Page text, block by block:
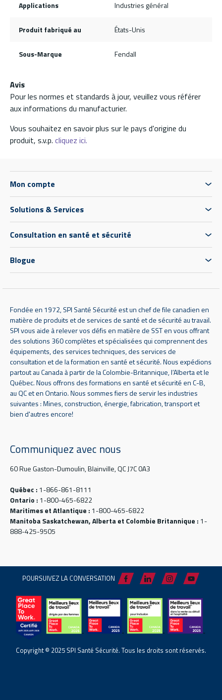
Applications Industries général
Produit fabriqué au États-Unis
Sous-Marque Fendall
Avis
Pour les normes et standards à jour, veuillez vous référer
aux informations du manufacturier.
Vous souhaitez en savoir plus sur le pays d'origine du
produit, s.v.p. cliquez ici.
Mon compte
Solutions & Services
Consultation en santé et sécurité
Blogue
Fondée en 1972, SPI Santé Sécurité est un chef de file canadien en
matière de produits et de services de santé et de sécurité au travail.
SPI vous aide à relever vos défis en matière de SST en vous offrant
des solutions 360 complètes et spécialisées qui comprennent des
équipements, des services techniques, des services de
consultation et de la formation en santé et sécurité. Nous expédions
partout au Canada à partir de la Colombie-Britannique, l’Alberta et le
Québec. Nous offrons des formations en santé et sécurité en C-B,
au QC et en Ontario. Nous sommes fiers de servir les industries
suivantes : Mines, construction, énergie, fabrication, transport et
bien d'autres encore!
Communiquez avec nous
60 Rue Gaston-Dumoulin, Blainville, QC J7C 0A3
Québec : 1-866-861-8111
Ontario : 1-800-465-6822
Maritimes et Atlantique : 1-800-465-6822
Manitoba Saskatchewan, Alberta et Colombie Britannique : 1-
888-425-9505
POURSUIVEZ LA CONVERSATION
Copyright © 2025 SPI Santé Sécurité. Tous les droits sont réservés.